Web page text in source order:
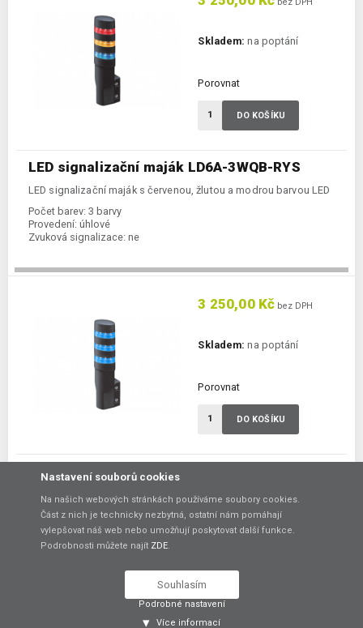
LED signalizační maják LD6A-3WQB-RYS
LED signalizační maják s červenou, žlutou a modrou barvou LED
Počet barev: 3 barvy
Provedení: úhlové
Zvuková signalizace: ne
Skladem: na poptání
Porovnat
DO KOŠÍKU
LED signalizační maják LD6A-3WQB-SSS
LED signalizační maják s 3x modrou barvou LED
Počet barev: 3 barvy
Provedení: úhlové
Zvuková signalizace:
3 250,00 Kč bez DPH
Skladem: na poptání
Porovnat
DO KOŠÍKU
3 250,00 Kč
Nastavení souborů cookies
Na našich webových stránkách používáme soubory cookies.
Část z nich je technicky nezbytná, ostatní nám pomáhají
vylepšovat náš web nebo umožňují poskytovat další funkce.
Podrobnosti můžete najít ZDE.
Souhlasím
Podrobné nastavení
Více informací